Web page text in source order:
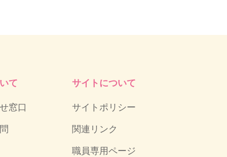
て
窓口
サイトについて
サイトポリシー
関連リンク
職員専用ページ